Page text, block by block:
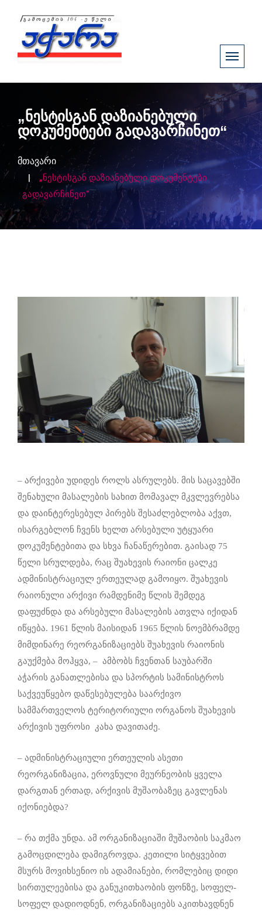
„ნესტისგან დაზიანებული
დოკუმენტები გადავარჩინეთ“
მთავარი
„ნესტისგან დაზიანებული დოკუმენტები
გადავარჩინეთ“
– არქივები უდიდეს როლს ასრულებს. მის საცავებში
შენახული მასალების სახით მომავალ მკვლევრებსა
და დაინტერესებულ პირებს შესაძლებლობა აქვთ,
ისარგებლონ ჩვენს ხელთ არსებული უტყუარი
დოკუმენტებითა და სხვა ჩანაწერებით. გაისად 75
წელი სრულდება, რაც შუახევის რაიონი ცალკე
ადმინისტრაციულ ერთეულად გამოიყო. შუახევის
რაიონული არქივი რამდენიმე წლის შემდეგ
დაფუძნდა და არსებული მასალების ათვლა იქიდან
იწყება. 1961 წლის მაისიდან 1965 წლის ნოემბრამდე
მიმდინარე რეორგანიზაციებს შუახევის რაიონის
გაუქმება მოჰყვა, – ამბობს ჩვენთან საუბარში
აჭარის განათლებისა და სპორტის სამინისტროს
საქვეუწყებო დაწესებულება საარქივო
სამმართველოს ტერიტორიული ორგანოს შუახევის
არქივის უფროსი კახა დავითაძე.
– ადმინისტრაციული ერთეულის ასეთი
რეორგანიზაცია, ეროვნული მეურნეობის ყველა
დარგთან ერთად, არქივის მუშაობაზეც გავლენას
იქონიებდა?
– რა თქმა უნდა. ამ ორგანიზაციაში მუშაობის საკმაო
გამოცდილება დამიგროვდა. კეთილი სიტყვებით
მსურს მოვიხსენიო ის ადამიანები, რომლებიც დიდი
სირთულეებისა და განუკითხაობის ფონზე, სოფელ-
სოფელ დადიოდნენ, ორგანიზაციებს აკითხავდნენ